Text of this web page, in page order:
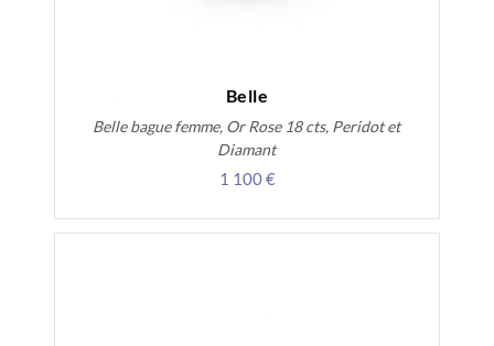
Belle
Belle bague femme, Or Rose 18 cts, Peridot et
Diamant
1 100 €